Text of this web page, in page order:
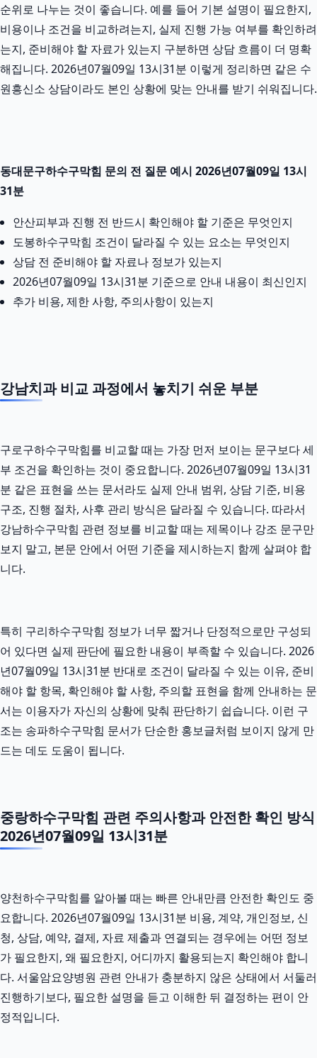
순위로 나누는 것이 좋습니다. 예를 들어 기본 설명이 필요한지,
비용이나 조건을 비교하려는지, 실제 진행 가능 여부를 확인하려
는지, 준비해야 할 자료가 있는지 구분하면 상담 흐름이 더 명확
해집니다. 2026년07월09일 13시31분 이렇게 정리하면 같은 수
원흥신소 상담이라도 본인 상황에 맞는 안내를 받기 쉬워집니다.
동대문구하수구막힘 문의 전 질문 예시 2026년07월09일 13시
31분
안산피부과 진행 전 반드시 확인해야 할 기준은 무엇인지
도봉하수구막힘 조건이 달라질 수 있는 요소는 무엇인지
상담 전 준비해야 할 자료나 정보가 있는지
2026년07월09일 13시31분 기준으로 안내 내용이 최신인지
추가 비용, 제한 사항, 주의사항이 있는지
강남치과 비교 과정에서 놓치기 쉬운 부분
구로구하수구막힘를 비교할 때는 가장 먼저 보이는 문구보다 세
부 조건을 확인하는 것이 중요합니다. 2026년07월09일 13시31
분 같은 표현을 쓰는 문서라도 실제 안내 범위, 상담 기준, 비용
구조, 진행 절차, 사후 관리 방식은 달라질 수 있습니다. 따라서
강남하수구막힘 관련 정보를 비교할 때는 제목이나 강조 문구만
보지 말고, 본문 안에서 어떤 기준을 제시하는지 함께 살펴야 합
니다.
특히 구리하수구막힘 정보가 너무 짧거나 단정적으로만 구성되
어 있다면 실제 판단에 필요한 내용이 부족할 수 있습니다. 2026
년07월09일 13시31분 반대로 조건이 달라질 수 있는 이유, 준비
해야 할 항목, 확인해야 할 사항, 주의할 표현을 함께 안내하는 문
서는 이용자가 자신의 상황에 맞춰 판단하기 쉽습니다. 이런 구
조는 송파하수구막힘 문서가 단순한 홍보글처럼 보이지 않게 만
드는 데도 도움이 됩니다.
중랑하수구막힘 관련 주의사항과 안전한 확인 방식
2026년07월09일 13시31분
양천하수구막힘를 알아볼 때는 빠른 안내만큼 안전한 확인도 중
요합니다. 2026년07월09일 13시31분 비용, 계약, 개인정보, 신
청, 상담, 예약, 결제, 자료 제출과 연결되는 경우에는 어떤 정보
가 필요한지, 왜 필요한지, 어디까지 활용되는지 확인해야 합니
다. 서울암요양병원 관련 안내가 충분하지 않은 상태에서 서둘러
진행하기보다, 필요한 설명을 듣고 이해한 뒤 결정하는 편이 안
정적입니다.